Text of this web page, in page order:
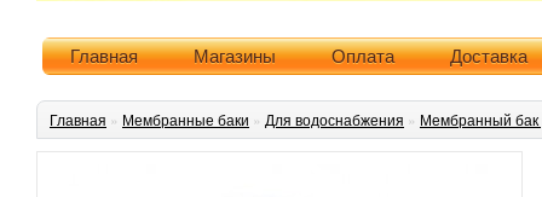
Главная Магазины Оплата Доставка
Главная » Мембранные баки » Для водоснабжения » Мембранный бак